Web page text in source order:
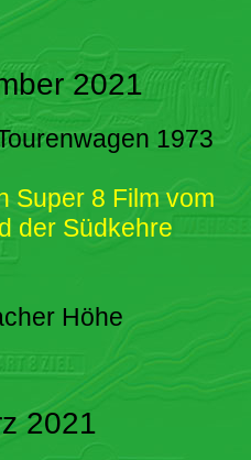
2021
1973
Super 8 Film vom
der Südkehre
Höhe
2021